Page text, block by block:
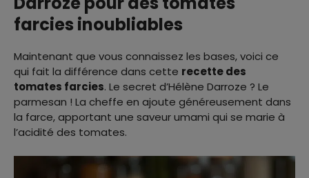
farcies inoubliables
Maintenant que vous connaissez les bases, voici ce
qui fait la différence dans cette recette des
tomates farcies. Le secret d’Hélène Darroze ? Le
parmesan ! La cheffe en ajoute généreusement dans
la farce, apportant une saveur umami qui se marie à
l’acidité des tomates.